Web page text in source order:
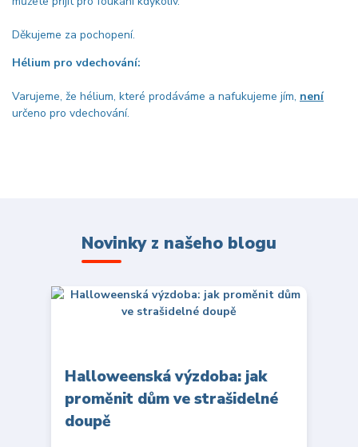
Děkujeme za pochopení.
Hélium pro vdechování:
Varujeme, že hélium, které prodáváme a nafukujeme jím, není
určeno pro vdechování.
Novinky z našeho blogu
Halloweenská výzdoba: jak
proměnit dům ve strašidelné
doupě